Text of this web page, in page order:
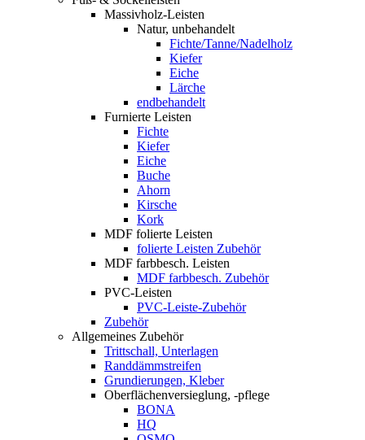
Massivholz-Leisten
Natur, unbehandelt
Fichte/Tanne/Nadelholz
Kiefer
Eiche
Lärche
endbehandelt
Furnierte Leisten
Fichte
Kiefer
Eiche
Buche
Ahorn
Kirsche
Kork
MDF folierte Leisten
folierte Leisten Zubehör
MDF farbbesch. Leisten
MDF farbbesch. Zubehör
PVC-Leisten
PVC-Leiste-Zubehör
Zubehör
Allgemeines Zubehör
Trittschall, Unterlagen
Randdämmstreifen
Grundierungen, Kleber
Oberflächenversieglung, -pflege
BONA
HQ